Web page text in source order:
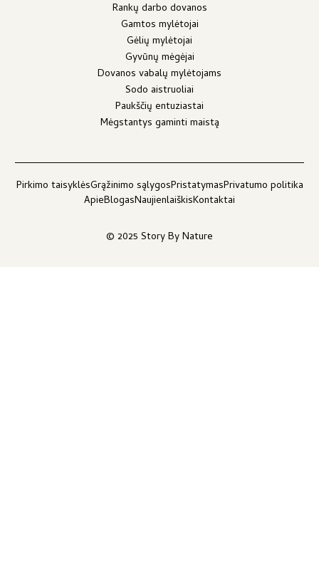
Rankų darbo dovanos
Gamtos mylėtojai
Gėlių mylėtojai
Gyvūnų mėgėjai
Dovanos vabalų mylėtojams
Sodo aistruoliai
Paukščių entuziastai
Mėgstantys gaminti maistą
© 2025 Story By Nature
Pirkimo taisyklėsGrąžinimo sąlygosPristatymasPrivatumo politika
ApieBlogasNaujienlaiškisKontaktai